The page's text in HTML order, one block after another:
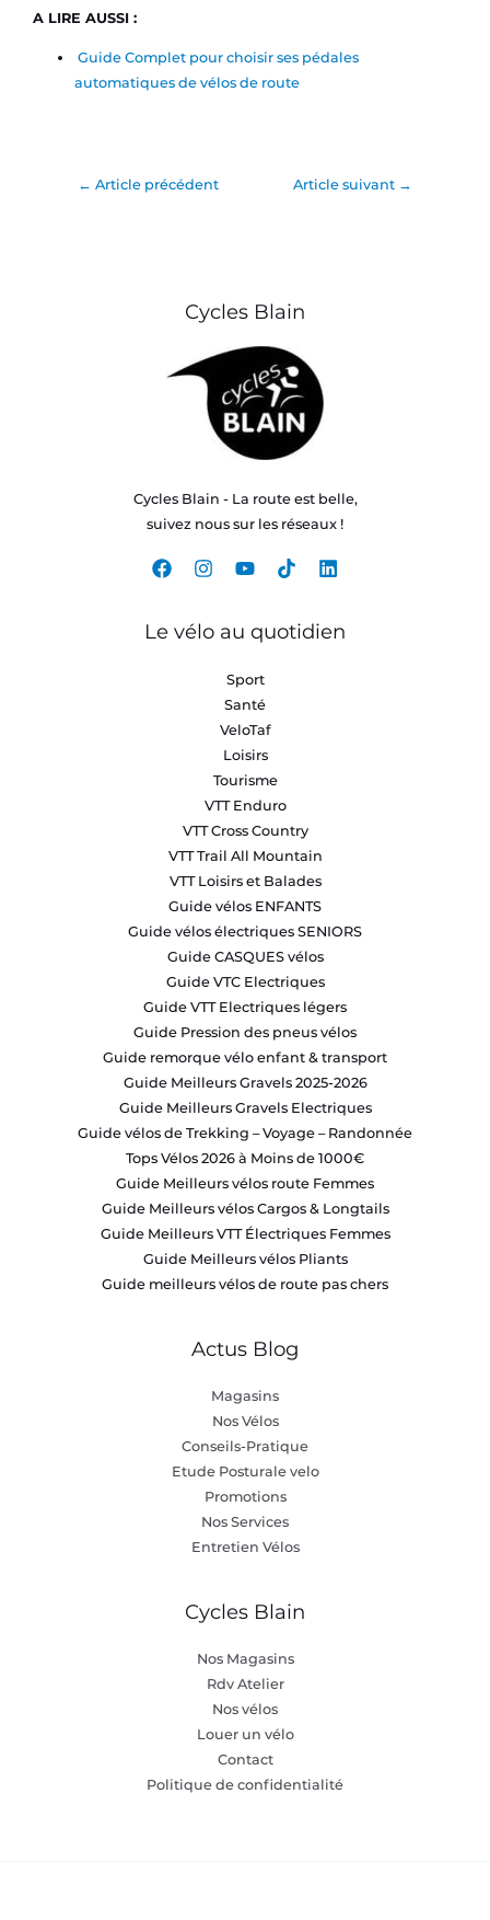
A LIRE AUSSI :
Guide Complet pour choisir ses pédales
automatiques de vélos de route
← Article précédent Article suivant →
Cycles Blain
Cycles Blain - La route est belle,
suivez nous sur les réseaux !
Le vélo au quotidien
Sport
Santé
VeloTaf
Loisirs
Tourisme
VTT Enduro
VTT Cross Country
VTT Trail All Mountain
VTT Loisirs et Balades
Guide vélos ENFANTS
Guide vélos électriques SENIORS
Guide CASQUES vélos
Guide VTC Electriques
Guide VTT Electriques légers
Guide Pression des pneus vélos
Guide remorque vélo enfant & transport
Guide Meilleurs Gravels 2025-2026
Guide Meilleurs Gravels Electriques
Guide vélos de Trekking – Voyage – Randonnée
Tops Vélos 2026 à Moins de 1000€
Guide Meilleurs vélos route Femmes
Guide Meilleurs vélos Cargos & Longtails
Guide Meilleurs VTT Électriques Femmes
Guide Meilleurs vélos Pliants
Guide meilleurs vélos de route pas chers
Actus Blog
Magasins
Nos Vélos
Conseils-Pratique
Etude Posturale velo
Promotions
Nos Services
Entretien Vélos
Cycles Blain
Nos Magasins
Rdv Atelier
Nos vélos
Louer un vélo
Contact
Politique de confidentialité